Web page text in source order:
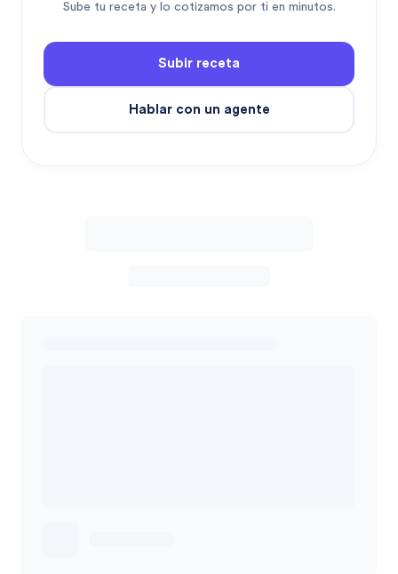
Sube tu receta y lo cotizamos por ti en minutos.
Subir receta
Hablar con un agente